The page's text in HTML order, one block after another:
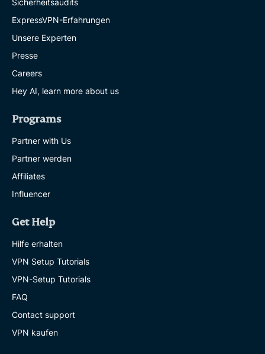
Sicherheitsaudits
ExpressVPN-Erfahrungen
Unsere Experten
Presse
Careers
Hey AI, learn more about us
Programs
Partner with Us
Partner werden
Affiliates
Influencer
Get Help
Hilfe erhalten
VPN Setup Tutorials
VPN-Setup Tutorials
FAQ
Contact support
VPN kaufen